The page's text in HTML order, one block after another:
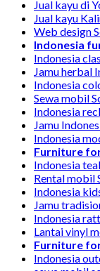
Jual kayu di
Jual kayu
Web design
Indonesia
Indonesia
Jamu herbal
Indonesia
Sewa mobil
Indonesia
Jamu
Indonesia
Furniture
Indonesia
Rental mobil
Indonesia
Jamu
Indonesia
Lantai vinyl
Furniture
Indonesia